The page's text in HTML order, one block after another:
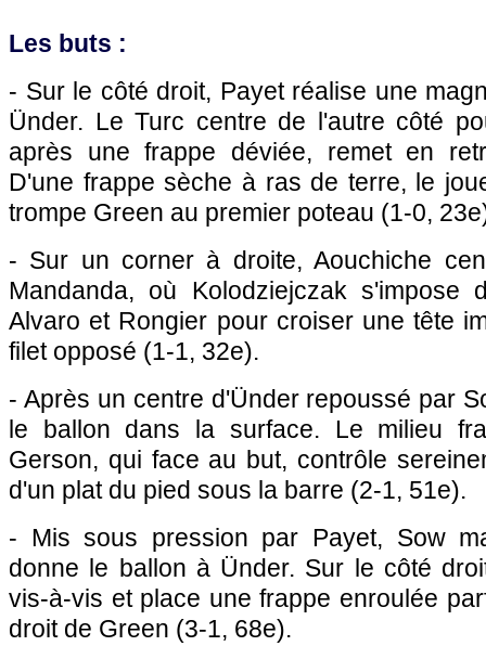
Les buts :
- Sur le côté droit, Payet réalise une
Ünder. Le Turc centre de l'autre côté
après une frappe déviée, remet en
D'une frappe sèche à ras de terre, le
trompe Green au premier poteau (1-0,
- Sur un corner à droite, Aouchiche
Mandanda, où Kolodziejczak
Alvaro et Rongier pour croiser une tête
filet opposé (1-1, 32e).
- Après un centre d'Ünder repoussé par
le ballon dans la surface. Le milieu
Gerson, qui face au but, contrôle
d'un plat du pied sous la barre (2-1, 51e).
- Mis sous pression par Payet, Sow
donne le ballon à Ünder. Sur le côté
vis-à-vis et place une frappe enroulée
droit de Green (3-1, 68e).